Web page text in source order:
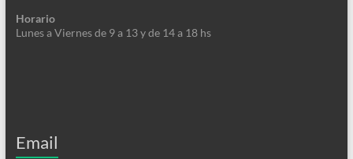
Horario
Lunes a Viernes de 9 a 13 y de 14 a 18 hs
Email